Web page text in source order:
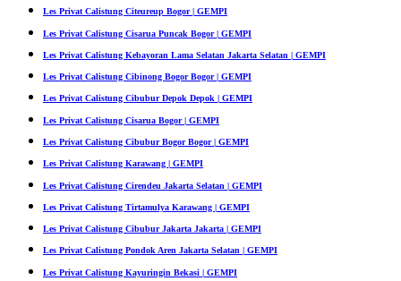
Les Privat Calistung Citeureup Bogor | GEMPI
Les Privat Calistung Cisarua Puncak Bogor | GEMPI
Les Privat Calistung Kebayoran Lama Selatan Jakarta Selatan | GEMPI
Les Privat Calistung Cibinong Bogor Bogor | GEMPI
Les Privat Calistung Cibubur Depok Depok | GEMPI
Les Privat Calistung Cisarua Bogor | GEMPI
Les Privat Calistung Cibubur Bogor Bogor | GEMPI
Les Privat Calistung Karawang | GEMPI
Les Privat Calistung Cirendeu Jakarta Selatan | GEMPI
Les Privat Calistung Tirtamulya Karawang | GEMPI
Les Privat Calistung Cibubur Jakarta Jakarta | GEMPI
Les Privat Calistung Pondok Aren Jakarta Selatan | GEMPI
Les Privat Calistung Kayuringin Bekasi | GEMPI